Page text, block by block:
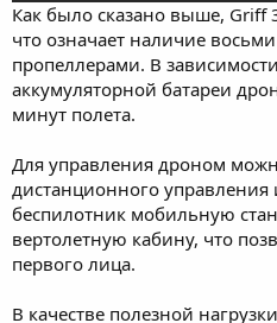
Как было сказано выше, Griff
что означает наличие
пропеллерами. В
аккумуляторной батареи
минут полета.
Для управления дроном
дистанционного управления
беспилотник мобильную
вертолетную кабину, что
первого лица.
В качестве полезной